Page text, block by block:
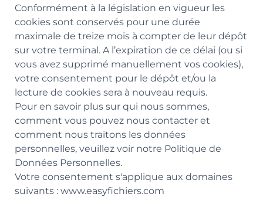
Conformément à la législation en vigueur les
cookies sont conservés pour une durée
maximale de treize mois à compter de leur dépôt
sur votre terminal. A l’expiration de ce délai (ou si
vous avez supprimé manuellement vos cookies),
votre consentement pour le dépôt et/ou la
lecture de cookies sera à nouveau requis.
Pour en savoir plus sur qui nous sommes,
comment vous pouvez nous contacter et
comment nous traitons les données
personnelles, veuillez voir notre Politique de
Données Personnelles.
Votre consentement s'applique aux domaines
suivants : www.easyfichiers.com